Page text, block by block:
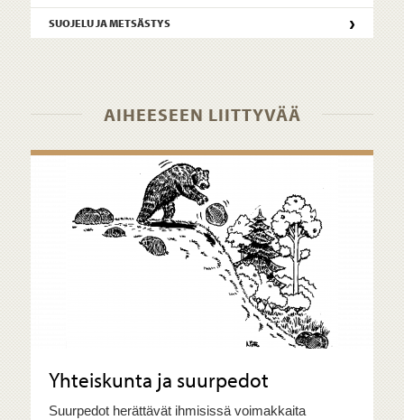
SUOJELU JA METSÄSTYS ›
AIHEESEEN LIITTYVÄÄ
Yhteiskunta ja suurpedot
Suurpedot herättävät ihmisissä voimakkaita